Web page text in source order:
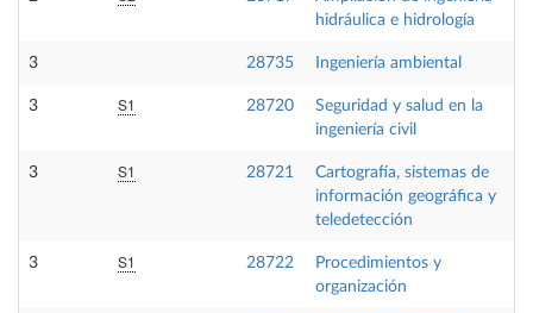
hidráulica e hidrología
3 28735 Ingeniería ambiental
3 S1 28720
Seguridad y salud en la
ingeniería civil
3 S1 28721
Cartografía, sistemas de
información geográfica y
teledetección
3 S1 28722
Procedimientos y
organización